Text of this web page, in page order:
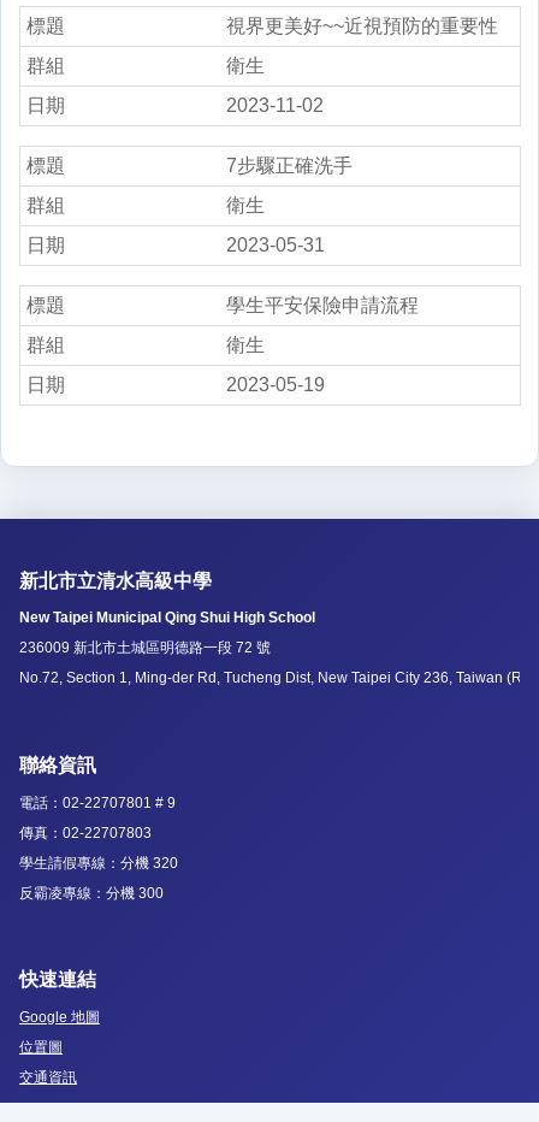
視界更美好~~近視預防的重要性
衛生
2023-11-02
7步驟正確洗手
衛生
2023-05-31
學生平安保險申請流程
衛生
2023-05-19
新北市立清水高級中學
New Taipei Municipal Qing Shui High School
236009 新北市土城區明德路一段 72 號
No.72, Section 1, Ming-der Rd, Tucheng Dist, New Taipei City 236, Taiwan
聯絡資訊
電話：02-22707801 # 9
傳真：02-22707803
學生請假專線：分機 320
反霸凌專線：分機 300
快速連結
Google 地圖
位置圖
交通資訊